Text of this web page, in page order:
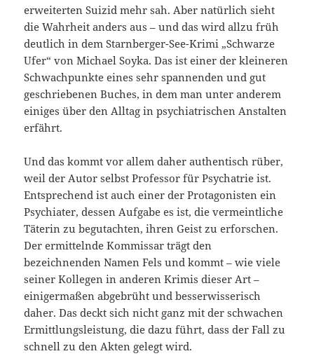
erweiterten Suizid mehr sah. Aber natürlich sieht
die Wahrheit anders aus – und das wird allzu früh
deutlich in dem Starnberger-See-Krimi „Schwarze
Ufer“ von Michael Soyka. Das ist einer der kleineren
Schwachpunkte eines sehr spannenden und gut
geschriebenen Buches, in dem man unter anderem
einiges über den Alltag in psychiatrischen Anstalten
erfährt.
Und das kommt vor allem daher authentisch rüber,
weil der Autor selbst Professor für Psychatrie ist.
Entsprechend ist auch einer der Protagonisten ein
Psychiater, dessen Aufgabe es ist, die vermeintliche
Täterin zu begutachten, ihren Geist zu erforschen.
Der ermittelnde Kommissar trägt den
bezeichnenden Namen Fels und kommt – wie viele
seiner Kollegen in anderen Krimis dieser Art –
einigermaßen abgebrüht und besserwisserisch
daher. Das deckt sich nicht ganz mit der schwachen
Ermittlungsleistung, die dazu führt, dass der Fall zu
schnell zu den Akten gelegt wird.